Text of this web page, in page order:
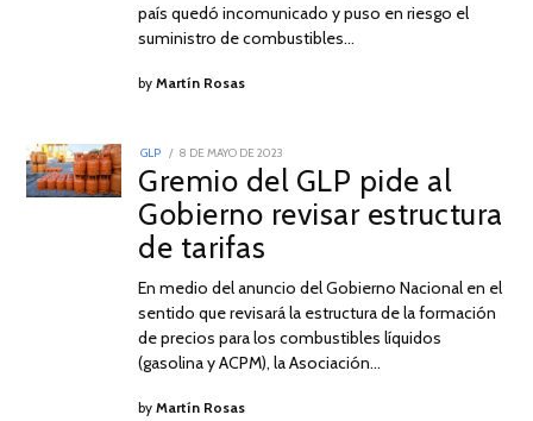
país quedó incomunicado y puso en riesgo el
suministro de combustibles…
byMartín Rosas
GLP
POSTED
8 DE MAYO DE 2023
DE
MAYO
DE
2023
Gremio del GLP pide al
Gobierno revisar estructura
de tarifas
En medio del anuncio del Gobierno Nacional en el
sentido que revisará la estructura de la formación
de precios para los combustibles líquidos
(gasolina y ACPM), la Asociación…
byMartín Rosas